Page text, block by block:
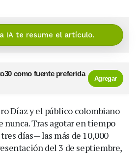
IA te resume el artículo.
como fuente preferida
Agregar
Díaz y el público colombiano
nunca. Tras agotar en tiempo
días— las más de 10,000
del 3 de septiembre,